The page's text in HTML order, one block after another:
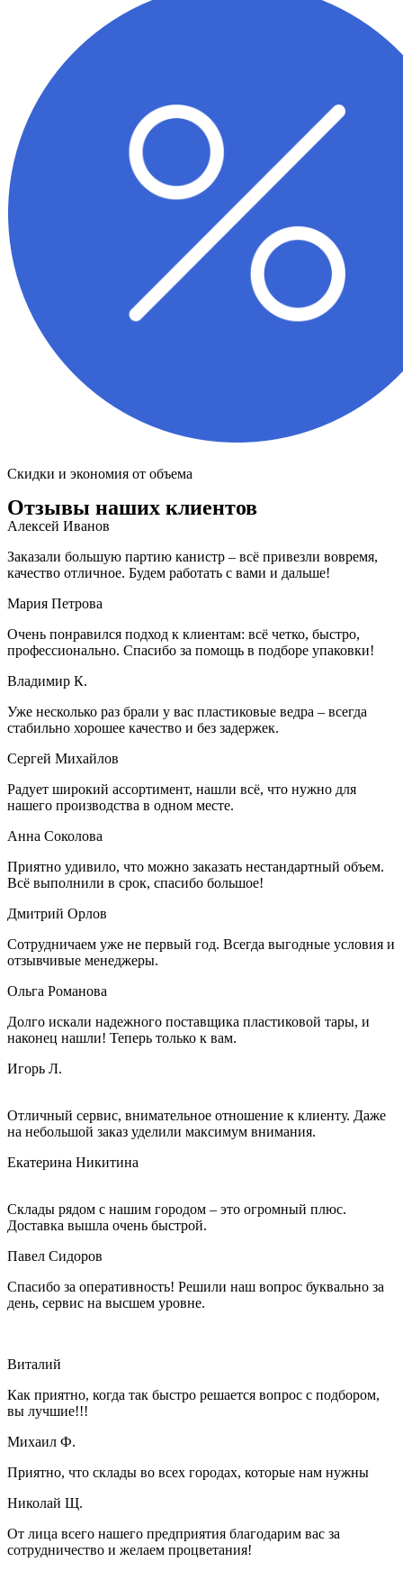
Скидки и экономия от объема
Отзывы наших клиентов
Алексей Иванов
Заказали большую партию канистр – всё привезли вовремя,
качество отличное. Будем работать с вами и дальше!
Мария Петрова
Очень понравился подход к клиентам: всё четко, быстро,
профессионально. Спасибо за помощь в подборе упаковки!
Владимир К.
Уже несколько раз брали у вас пластиковые ведра – всегда
стабильно хорошее качество и без задержек.
Сергей Михайлов
Радует широкий ассортимент, нашли всё, что нужно для
нашего производства в одном месте.
Анна Соколова
Приятно удивило, что можно заказать нестандартный объем.
Всё выполнили в срок, спасибо большое!
Дмитрий Орлов
Сотрудничаем уже не первый год. Всегда выгодные условия и
отзывчивые менеджеры.
Ольга Романова
Долго искали надежного поставщика пластиковой тары, и
наконец нашли! Теперь только к вам.
Игорь Л.
Отличный сервис, внимательное отношение к клиенту. Даже
на небольшой заказ уделили максимум внимания.
Екатерина Никитина
Склады рядом с нашим городом – это огромный плюс.
Доставка вышла очень быстрой.
Павел Сидоров
Спасибо за оперативность! Решили наш вопрос буквально за
день, сервис на высшем уровне.
Виталий
Как приятно, когда так быстро решается вопрос с подбором,
вы лучшие!!!
Михаил Ф.
Приятно, что склады во всех городах, которые нам нужны
Николай Щ.
От лица всего нашего предприятия благодарим вас за
сотрудничество и желаем процветания!